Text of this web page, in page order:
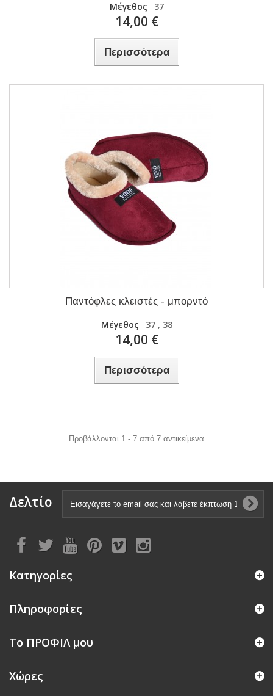
Μέγεθος
37
14,00 €
Περισσότερα
Παντόφλες κλειστές - μπορντό
Μέγεθος
37 , 38
14,00 €
Περισσότερα
Προβάλλονται 1 - 7 από 7 αντικείμενα
Δελτίο
Κατηγορίες
Πληροφορίες
Το ΠΡΟΦΙΛ μου
Χώρες